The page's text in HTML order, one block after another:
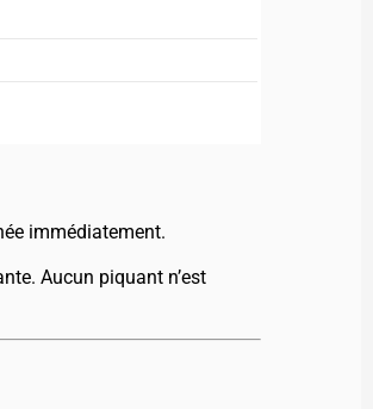
immédiatement.
Aucun piquant n’est